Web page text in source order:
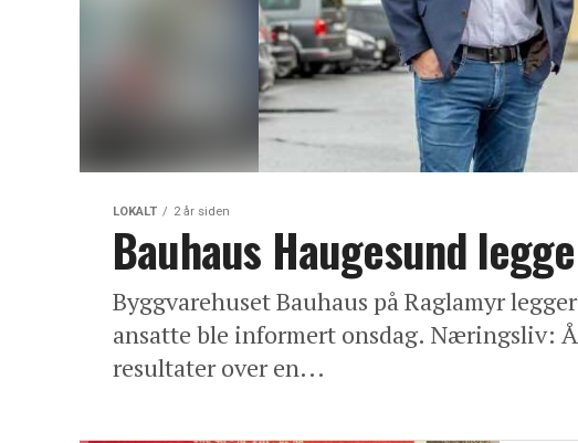
LOKALT 2 år siden
Bauhaus Haugesund
Byggvarehuset Bauhaus på Raglamyr
ansatte ble informert onsdag. Næringsliv:
resultater over en...